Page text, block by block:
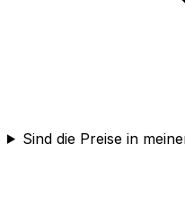
Sind die Preise in